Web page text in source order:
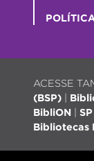
ACESSE
(BSP)
BibliON
Bibliotecas